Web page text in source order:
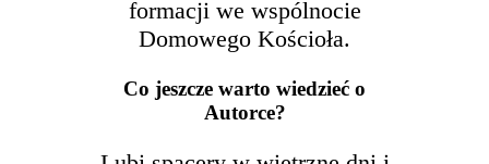
formacji we wspólnocie
Domowego Kościoła.
Co jeszcze warto wiedzieć o
Autorce?